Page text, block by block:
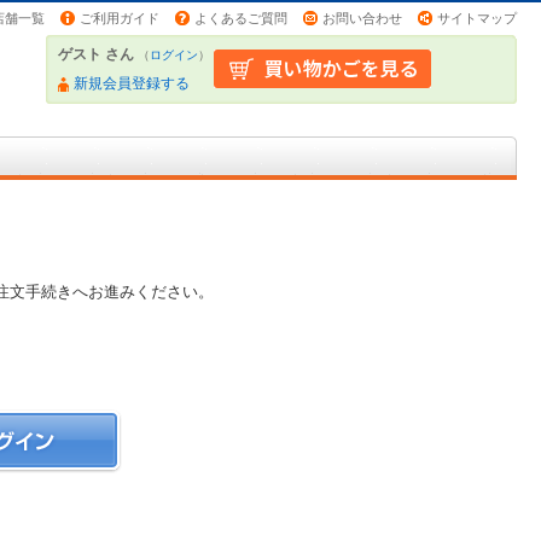
舗一覧 ご利用ガイド よくあるご質問 お問い合わせ サイトマップ
ゲスト さん （ログイン）
新規会員登録する
手続きへお進みください。